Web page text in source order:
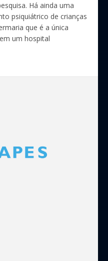
Há ainda uma
psiquiátrico de crianças
que é a única
um hospital